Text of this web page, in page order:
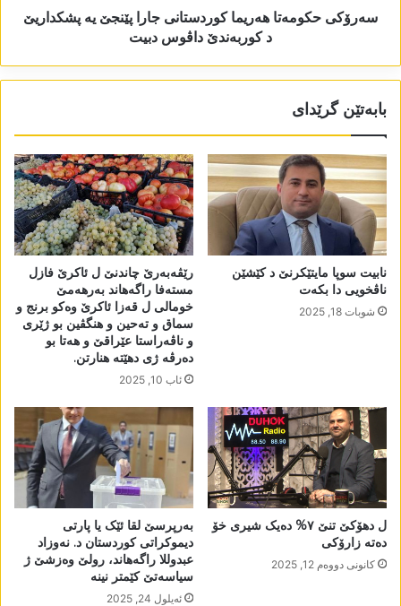
سەرۆکی حکومەتا ھەریما کوردستانی جارا پێنجێ یە پشکداریێ
د کوربەندێ داڤوس دبیت
بابەتێن گرێدای
نابیت سوپا مایتێکرنێ د کێشێن
ناڤخویی دا بکەت
شوبات 18, 2025
رێڤەبەرێ چاندنێ ل ئاکرێ فازل
مستەفا راگەھاند بەرھەمێ
خومالی ل قەزا ئاکرێ وەکو برنج و
سماق و تەحین و ھنگڤین بو ژێری
و ناڤەراستا عێراقێ و ھەتا بو
دەرڤە ژی دھێتە ھنارتن.
ئاب 10, 2025
ل دھۆکێ تنێ ٧% دەیک شیری خۆ
دەتە زارۆکی
كانونی دووه‌م 12, 2025
بەرپرسێ لقا ئێک یا پارتی
دیموکراتی کوردستان د. نەوزاد
عبدوللا راگەھاند، رولێ وەزشێ ژ
سیاسەتێ کێمتر نینە
ئه‌یلول 24, 2025